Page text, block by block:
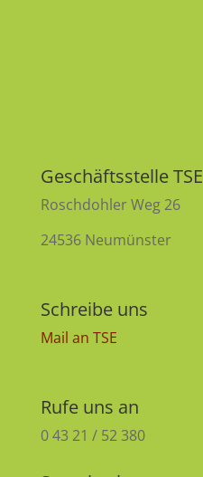
Geschäftsstelle TSE
Roschdohler Weg 26
24536 Neumünster
Schreibe uns
Mail an TSE
Rufe uns an
0 43 21 / 52 380